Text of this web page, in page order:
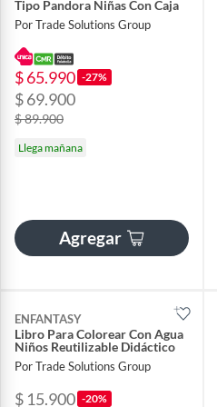
Tipo Pandora Niñas Con Caja
Por Trade Solutions Group
$ 65.990 -27%
$ 69.900
$ 89.900
Llega mañana
Agregar
ENFANTASY
Libro Para Colorear Con Agua
Niños Reutilizable Didáctico
Por Trade Solutions Group
$ 15.900 -20%